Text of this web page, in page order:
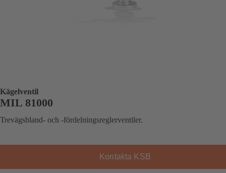
Kägelventil
MIL 81000
Trevägsbland- och -fördelningsreglerventiler.
Kontakta KSB